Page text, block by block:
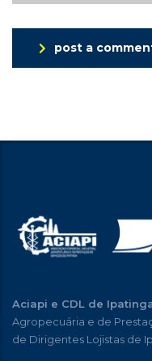
post a
Aciapi e CDL de
Agropecuária e de
de Dirigentes Lojistas de